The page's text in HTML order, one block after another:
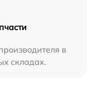
в
складах.